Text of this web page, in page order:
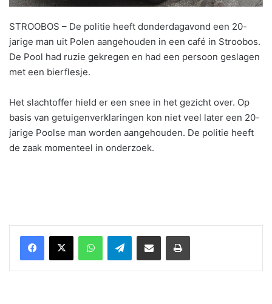
STROOBOS – De politie heeft donderdagavond een 20-
jarige man uit Polen aangehouden in een café in Stroobos.
De Pool had ruzie gekregen en had een persoon geslagen
met een bierflesje.
Het slachtoffer hield er een snee in het gezicht over. Op
basis van getuigenverklaringen kon niet veel later een 20-
jarige Poolse man worden aangehouden. De politie heeft
de zaak momenteel in onderzoek.
WhatsAppTelegramDelen via Email Print